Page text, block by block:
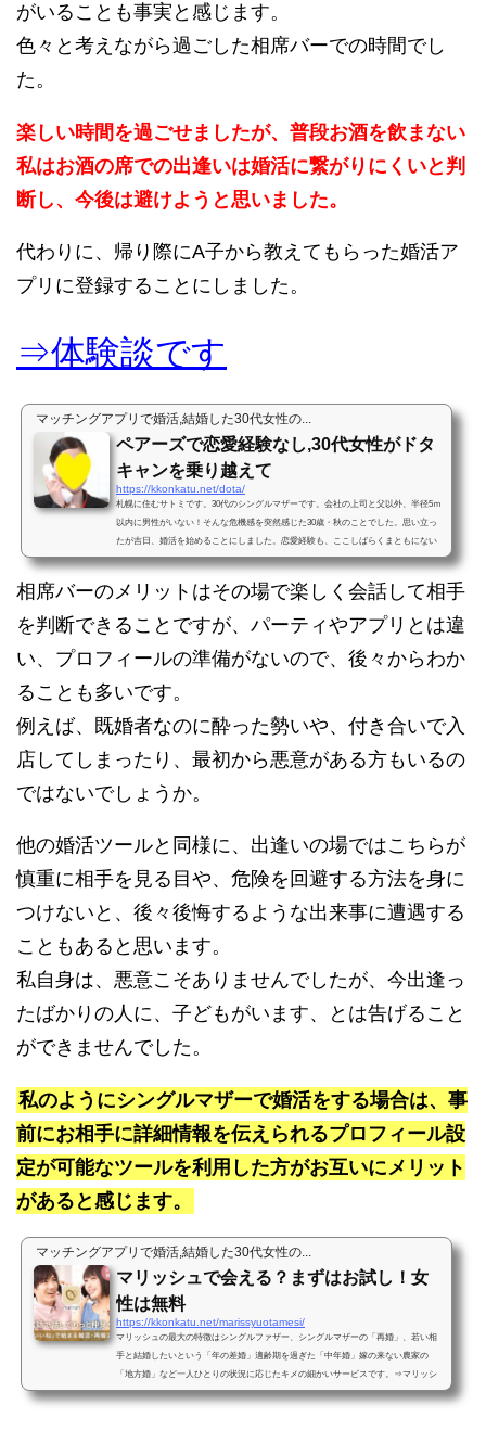
がいることも事実と感じます。
色々と考えながら過ごした相席バーでの時間でし
た。
楽しい時間を過ごせましたが、普段お酒を飲まない
私はお酒の席での出逢いは婚活に繋がりにくいと判
断し、今後は避けようと思いました。
代わりに、帰り際にA子から教えてもらった婚活ア
プリに登録することにしました。
⇒体験談です
マッチングアプリで婚活,結婚した30代女性の...
ペアーズで恋愛経験なし,30代女性がドタ
キャンを乗り越えて
https://kkonkatu.net/dota/
札幌に住むサトミです。30代のシングルマザーです。会社の上司と父以外、半径5ｍ
以内に男性がいない！そんな危機感を突然感じた30歳・秋のことでした。思い立っ
たが吉日、婚活を始めることにしました。恋愛経験も、ここしばらくまともにない
状態の婚活ド素人だった私...
相席バーのメリットはその場で楽しく会話して相手
を判断できることですが、パーティやアプリとは違
い、プロフィールの準備がないので、後々からわか
ることも多いです。
例えば、既婚者なのに酔った勢いや、付き合いで入
店してしまったり、最初から悪意がある方もいるの
ではないでしょうか。
他の婚活ツールと同様に、出逢いの場ではこちらが
慎重に相手を見る目や、危険を回避する方法を身に
つけないと、後々後悔するような出来事に遭遇する
こともあると思います。
私自身は、悪意こそありませんでしたが、今出逢っ
たばかりの人に、子どもがいます、とは告げること
ができませんでした。
私のようにシングルマザーで婚活をする場合は、事
前にお相手に詳細情報を伝えられるプロフィール設
定が可能なツールを利用した方がお互いにメリット
があると感じます。
マッチングアプリで婚活,結婚した30代女性の...
マリッシュで会える？まずはお試し！女
性は無料
https://kkonkatu.net/marissyuotamesi/
マリッシュの最大の特徴はシングルファザー、シングルマザーの「再婚」、若い相
手と結婚したいという「年の差婚」適齢期を過ぎた「中年婚」嫁の来ない農家の
「地方婚」など一人ひとりの状況に応じたキメの細かいサービスです。⇒マリッシ
ュ＠身分証明書による年齢確認...